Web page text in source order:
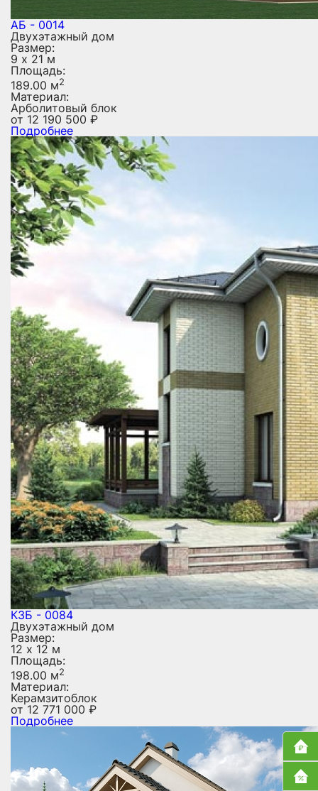
АБ - 0014
Двухэтажный дом
Размер:
9 х 21 м
Площадь:
189.00 м2
Материал:
Арболитовый блок
от 12 190 500 ₽
Подробнее
КЗБ - 0084
Двухэтажный дом
Размер:
12 х 12 м
Площадь:
198.00 м2
Материал:
Керамзитоблок
от12 771 000 ₽
Подробнее